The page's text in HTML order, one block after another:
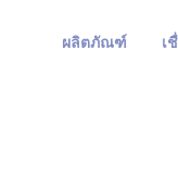
ผลิตภัณฑ์ เ